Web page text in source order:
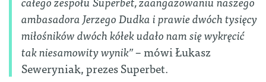
ambasadora Jerzego Dudka i prawie dwóch tysięcy
miłośników dwóch kółek udało nam się wykręcić
tak niesamowity wynik”– mówi Łukasz
Seweryniak, prezes Superbet.